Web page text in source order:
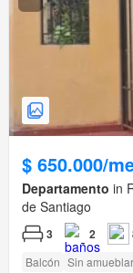
$ 650.000/
Departamento in
de Santiago
3 2
Balcón Sin amueblar